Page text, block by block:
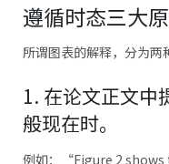
遵循时态三大
所谓图表的解释，分为
1. 在论文正文中
般现在时。
例如：“Figure 2 shows